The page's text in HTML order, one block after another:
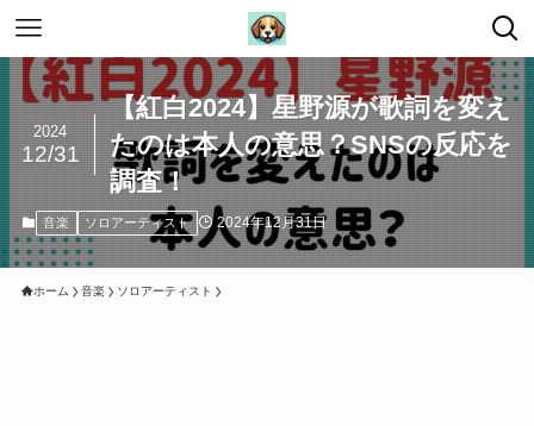
【紅白2024】星野源が歌詞を変え
たのは本人の意思？SNSの反応を
調査！
2024
12/31
音楽 ソロアーティスト 2024年12月31日
ホーム 音楽 ソロアーティスト